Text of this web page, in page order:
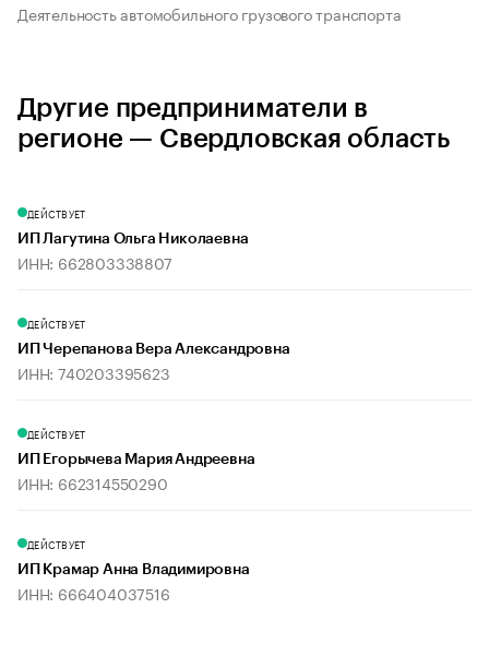
Деятельность автомобильного грузового транспорта
Другие предприниматели в
регионе — Свердловская область
ДЕЙСТВУЕТ
ИП Лагутина Ольга Николаевна
ИНН: 662803338807
ДЕЙСТВУЕТ
ИП Черепанова Вера Александровна
ИНН: 740203395623
ДЕЙСТВУЕТ
ИП Егорычева Мария Андреевна
ИНН: 662314550290
ДЕЙСТВУЕТ
ИП Крамар Анна Владимировна
ИНН: 666404037516